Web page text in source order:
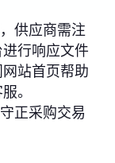
供应商需注
行响应文件
站首页帮助
。
正采购交易